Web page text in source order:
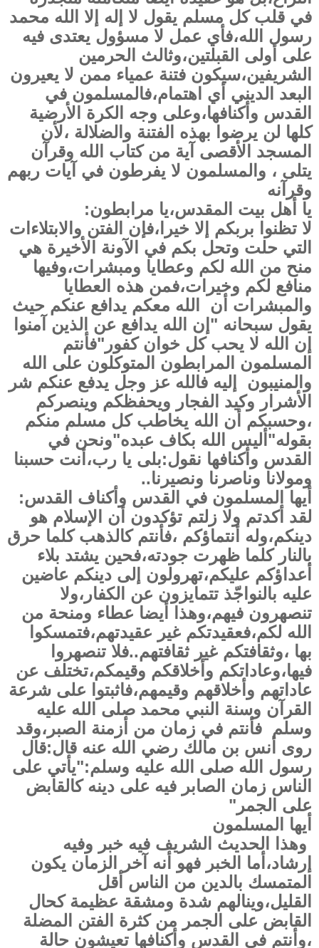
في قلب كل مسلم يقول لا إله إلا الله محمد
رسول الله،فأي عمل لا مسؤول يعتدى فيه
على أولى القبلتين،وثالث الحرمين
الشريفين،سيكون فتنة عمياء ممن لا يعيرون
البعد الديني أي اهتمام،فالمسلمون في
القدس وأكنافها،وعلى وجه الكرة الأرضية
كلها لن يرضوا بهذه الفتنة والضلالة ،لأن
المسجد الأقصى آية من كتاب الله وقرآن
يتلى ، والمسلمون لا يفرطون في آيات ربهم
وقرآنه
يا أهل بيت المقدس،يا مرابطون:
لا تظنوا بربكم إلا خيرا،فإن الفتن والابتلاءات
التي حلت وتحل بكم في الآونة الأخيرة هي
منح من الله لكم وعطايا ومبشرات،وفيها
منافع لكم وخيرات،فمن هذه العطايا
والمبشرات أن الله معكم يدافع عنكم حيث
يقول سبحانه "إن الله يدافع عن الذين آمنوا
إن الله لا يحب كل خوان كفور"فأنتم
المسلمون المرابطون المتوكلون على الله
والمنيبون إليه فالله عز وجل يدفع عنكم شر
الأشرار وكيد الفجار ويحفظكم وينصركم
،وحسبكم أن الله يخاطب كل مسلم منكم
بقوله"أليس الله بكاف عبده"ونحن في
القدس وأكنافها نقول:بلى يا رب،أنت حسبنا
ومولانا وناصرنا ونصيرنا..
أيها المسلمون في القدس وأكناف القدس:
لقد أكدتم ولا زلتم تؤكدون أن الإسلام هو
دينكم،وله أنتماؤكم ،فأنتم كالذهب كلما حرق
بالنار كلما ظهرت جودته،فحين يشتد بلاء
أعداؤكم عليكم،تهرولون إلى دينكم عاضين
عليه بالنواجّذ تتمايزون عن الكفار،ولا
تنصهرون فيهم،وهذا أيضا عطاء ومنحة من
الله لكم،فعقيدتكم غير عقيدتهم،فتمسكوا
بها ،وثقافتكم غير ثقافتهم..فلا تنصهروا
فيها،وعاداتكم وأخلاقكم وقيمكم،تختلف عن
عاداتهم وأخلاقهم وقيمهم،فاثبتوا على شرعة
القرآن وسنة النبي محمد صلى الله عليه
وسلم فأنتم في زمان من أزمنة الصبر،وقد
روى أنس بن مالك رضي الله عنه قال:قال
رسول الله صلى الله عليه وسلم:"يأتي على
الناس زمان الصابر فيه على دينه كالقابض
على الجمر"
أيها المسلمون
وهذا الحديث الشريف فيه خبر وفيه
إرشاد،أما الخبر فهو أنه آخر الزمان يكون
المتمسك بالدين من الناس أقل
القليل،وينالهم شدة ومشقة عظيمة كحال
القابض على الجمر من كثرة الفتن المضلة
،وأنتم في القدس وأكنافها تعيشون حالة